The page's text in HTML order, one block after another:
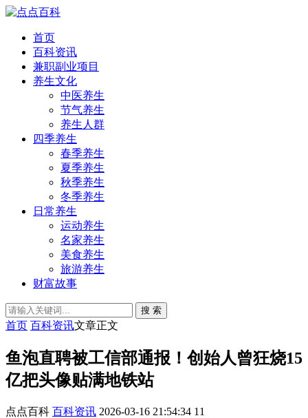
首页
百科资讯
兼职副业项目
养生文化
中医养生
节气养生
养生人群
四季养生
春季养生
夏季养生
秋季养生
冬季养生
日常养生
运动养生
名家养生
美食养生
旅游养生
财富故事
搜 索
首页 百科资讯文章正文
鱼泡直聘被工信部通报！创始人曾狂烧15
亿把头像贴满地铁站
点点百科 百科资讯 2026-03-16 21:54:34 11